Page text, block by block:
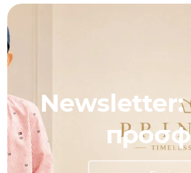
Newsletter: